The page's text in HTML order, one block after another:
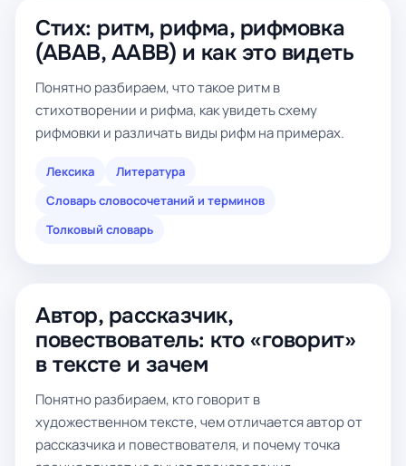
Стих: ритм, рифма, рифмовка
(ABAB, AABB) и как это видеть
Понятно разбираем, что такое ритм в
стихотворении и рифма, как увидеть схему
рифмовки и различать виды рифм на примерах.
Лексика
Литература
Словарь словосочетаний и терминов
Толковый словарь
Автор, рассказчик,
повествователь: кто «говорит»
в тексте и зачем
Понятно разбираем, кто говорит в
художественном тексте, чем отличается автор от
рассказчика и повествователя, и почему точка